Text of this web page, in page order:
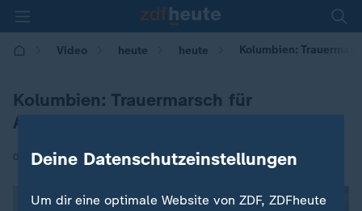
Video heute heute Kolumbien:
Kolumbien: Trauermarsch für
Absturzopfer
03.12.2016 | 10:17
Deine Datenschutzeinstellungen
Um dir eine optimale Website von ZDF, ZDFheute